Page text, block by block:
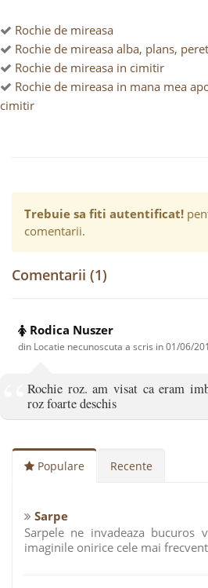
Rochie de mireasa
Rochie de mireasa alba, plans,
Rochie de mireasa in cimitir
Rochie de mireasa in mana mea
cimitir
Trebuie sa fiti autentificat!
comentarii.
Comentarii (1)
Rodica Nuszer
din Locatie necunoscuta a scris in01/06/
Rochie roz. am visat ca eram
roz foarte deschis
Populare Recente
Sarpe
Sarpele ne invadeaza bucuros
imaginile onirice cele mai